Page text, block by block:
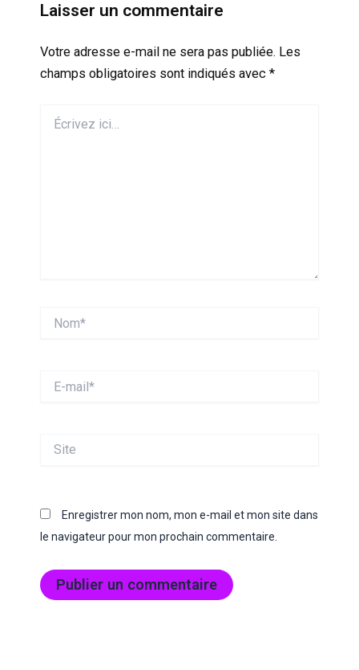
Laisser un commentaire
Votre adresse e-mail ne sera pas publiée. Les
champs obligatoires sont indiqués avec *
ici…
mail*
Enregistrer mon nom, mon e-mail et mon site dans
le navigateur pour mon prochain commentaire.